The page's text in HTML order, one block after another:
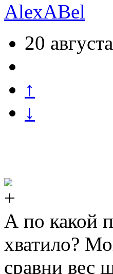
AlexABel
20
↑
↓
А по какой
хватило?
сравни вес